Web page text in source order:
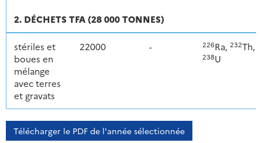
2. DÉCHETS TFA (28 000 TONNES)
stériles et
boues en
mélange
avec terres
et gravats
22000 - 226Ra, 232Th,
238U
Télécharger le PDF de l'année sélectionnée